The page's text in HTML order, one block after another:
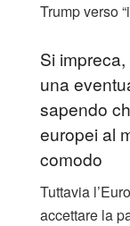
Trump verso
Si
una
sapendo
europei al
comodo
Tuttavia
accettare la